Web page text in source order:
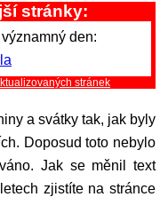
stránky:
den:
stránek
a svátky tak, jak byly
Doposud toto nebylo
Jak se měnil text
zjistíte na stránce